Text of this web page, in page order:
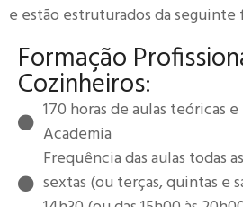
e estão estruturados da seguinte
Formação
Cozinheiros:
170 horas de aulas teóricas
Academia
Frequência das aulas todas
sextas (ou terças, quintas e